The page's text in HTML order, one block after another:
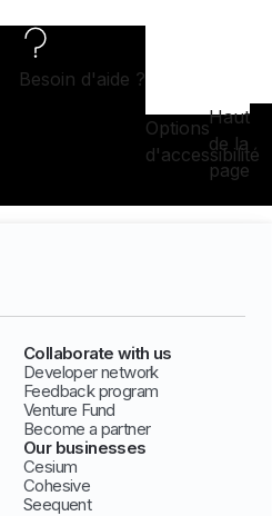
Besoin d'aide ?
Options
d'accessibilité
Haut
de la
page
Collaborate with us
Developer network
Feedback program
Venture Fund
Become a partner
Our businesses
Cesium
Cohesive
Seequent